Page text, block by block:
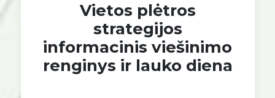
Vietos plėtros
strategijos
informacinis viešinimo
renginys ir lauko diena